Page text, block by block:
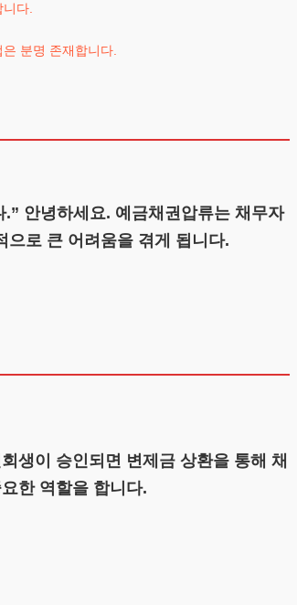
다.
분명 존재합니다.
안녕하세요. 예금채권압류는 채무자
으로 큰 어려움을 겪게 됩니다.
생이 승인되면 변제금 상환을 통해 채
한 역할을 합니다.